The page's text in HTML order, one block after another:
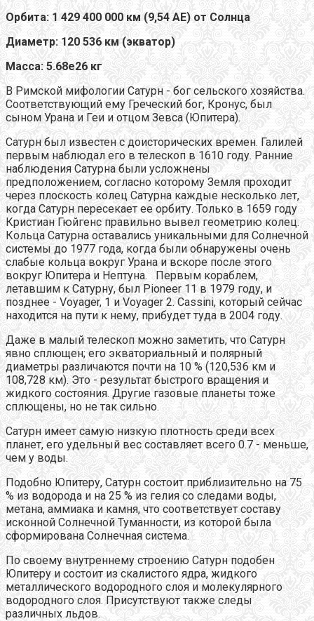
Орбита: 1 429 400 000 км (9,54 АЕ) от Солнца
Диаметр: 120 536 км (экватор)
Масса: 5.68е26 кг
В Римской мифологии Сатурн - бог сельского хозяйства.
Соответствующий ему Греческий бог, Кронус, был
сыном Урана и Геи и отцом Зевса (Юпитера).
Сатурн был известен с доисторических времен. Галилей
первым наблюдал его в телескоп в 1610 году. Ранние
наблюдения Сатурна были усложнены
предположением, согласно которому Земля проходит
через плоскость колец Сатурна каждые несколько лет,
когда Сатурн пересекает ее орбиту. Только в 1659 году
Кристиан Гюйгенс правильно вывел геометрию колец.
Кольца Сатурна оставались уникальными для Солнечной
системы до 1977 года, когда были обнаружены очень
слабые кольца вокруг Урана и вскоре после этого
вокруг Юпитера и Нептуна. Первым кораблем,
летавшим к Сатурну, был Pioneer 11 в 1979 году, и
позднее - Voyager, 1 и Voyager 2. Cassini, который сейчас
находится на пути к нему, прибудет туда в 2004 году.
Даже в малый телескоп можно заметить, что Сатурн
явно сплющен; его экваториальный и полярный
диаметры различаются почти на 10 % (120,536 км и
108,728 км). Это - результат быстрого вращения и
жидкого состояния. Другие газовые планеты тоже
сплющены, но не так сильно.
Сатурн имеет самую низкую плотность среди всех
планет, его удельный вес составляет всего 0.7 - меньше,
чем у воды.
Подобно Юпитеру, Сатурн состоит приблизительно на 75
% из водорода и на 25 % из гелия со следами воды,
метана, аммиака и камня, что соответствует составу
исконной Солнечной Туманности, из которой была
сформирована Солнечная система.
По своему внутреннему строению Сатурн подобен
Юпитеру и состоит из скалистого ядра, жидкого
металлического водородного слоя и молекулярного
водородного слоя. Присутствуют также следы
различных льдов.